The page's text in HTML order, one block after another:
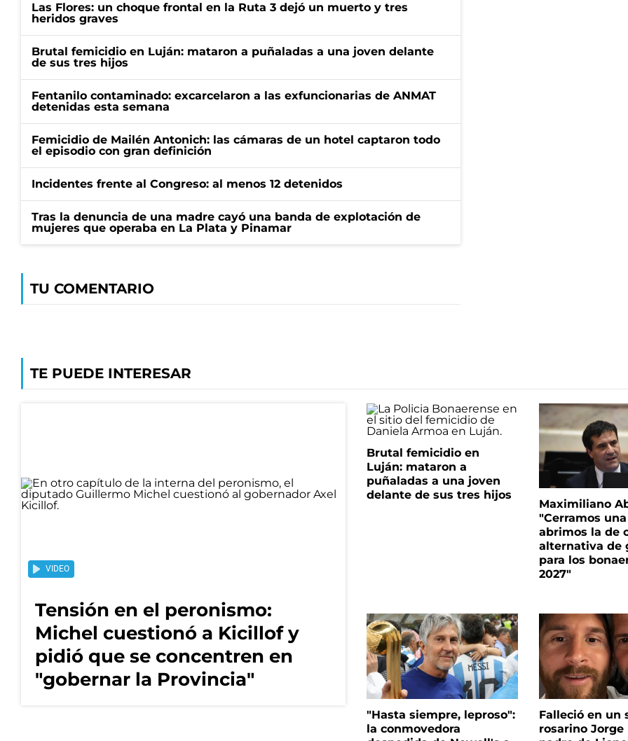
Las Flores: un choque frontal en la Ruta 3 dejó un muerto y tres
heridos graves
Brutal femicidio en Luján: mataron a puñaladas a una joven delante
de sus tres hijos
Fentanilo contaminado: excarcelaron a las exfuncionarias de ANMAT
detenidas esta semana
Femicidio de Mailén Antonich: las cámaras de un hotel captaron todo
el episodio con gran definición
Incidentes frente al Congreso: al menos 12 detenidos
Tras la denuncia de una madre cayó una banda de explotación de
mujeres que operaba en La Plata y Pinamar
TU COMENTARIO
TE PUEDE INTERESAR
VIDEO
Tensión en el peronismo:
Michel cuestionó a Kicillof y
pidió que se concentren en
"gobernar la Provincia"
Brutal femicidio en
Luján: mataron a
puñaladas a una joven
delante de sus tres hijos
Maximiliano
"Cerramos
abrimos la de
alternativa de
para los
2027"
"Hasta siempre, leproso":
la conmovedora
Falleció en un
rosarino Jorge